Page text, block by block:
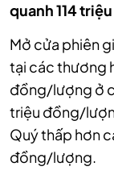
quanh 114
Mở cửa phiên
tại các thương
đồng/lượng ở
triệu đồng/
Quý thấp hơn
đồng/lượng.